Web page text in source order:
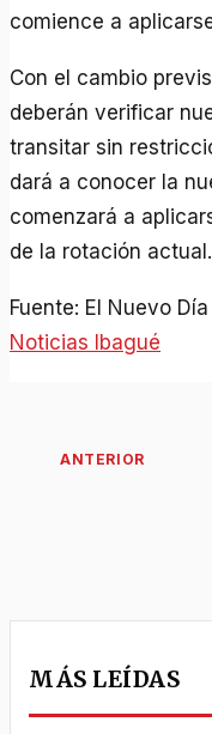
comience a
Con el cambio
deberán verificar
transitar sin
dará a conocer la
comenzará a
de la rotación actual.
Fuente: El Nuevo
Noticias Ibagué
MÁS LEÍDAS